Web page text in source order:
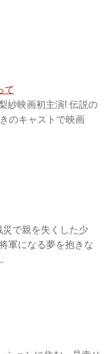
て
紗映画初主演! 伝説の
のキャストで映画
で親を失くした少
軍になる夢を抱きな